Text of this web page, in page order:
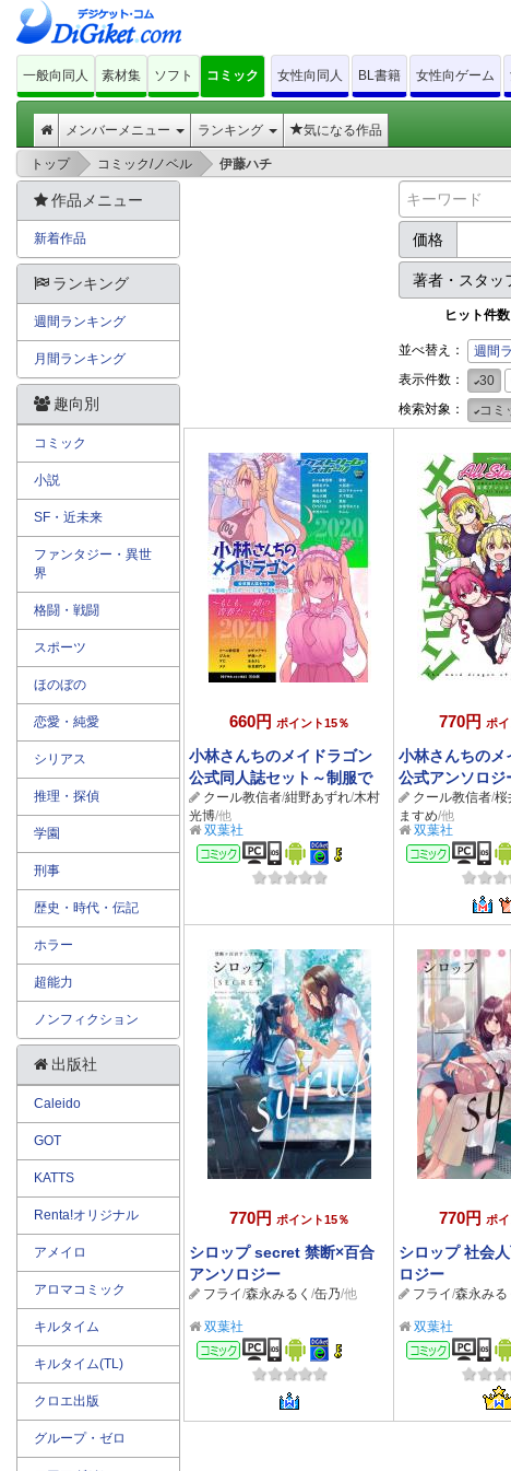
一般向同人 素材集 ソフト コミック 女性向同人 BL書籍 女性向ゲーム
メンバーメニュー ランキング 気になる作品
トップ > コミック/ノベル > 伊藤ハチ
価格
著者・スタッ
ヒット件数
並べ替え： 週間
表示件数：
30
検索対象：
コミ
660円 ポイント15％
小林さんちのメイドラゴン
公式同人誌セット～制服で
恋！スポーツで汗！全力で青
春やっちゃうよ！！～【おま
け漫画付き】
クール教信者/紺野あずれ/木村
光博/他
双葉社
コミック
770円 ポ
小林さんちのメ
公式アンソロジ
Stars！
クール教信者/桜
ますめ/他
双葉社
コミック
770円 ポイント15％
シロップ secret 禁断×百合
アンソロジー
フライ/森永みるく /缶乃/他
双葉社
コミック
770円 ポ
シロップ 社会
ロジー
フライ/森永みる
双葉社
コミック
作品メニュー
新着作品
ランキング
週間ランキング
月間ランキング
趣向別
コミック
小説
SF・近未来
ファンタジー・異世
界
格闘・戦闘
スポーツ
ほのぼの
恋愛・純愛
シリアス
推理・探偵
学園
刑事
歴史・時代・伝記
ホラー
超能力
ノンフィクション
出版社
Caleido
GOT
KATTS
Renta!オリジナル
アメイロ
アロマコミック
キルタイム
キルタイム(TL)
クロエ出版
グループ・ゼロ